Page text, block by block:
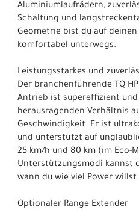
Aluminiumlaufrädern,
Schaltung und
Geometrie bist du auf
komfortabel unterwegs.
Leistungsstarkes und
Der branchenführende TQ
Antrieb ist supereffizient
herausragenden Verhältnis
Geschwindigkeit. Er ist
und unterstützt auf
25 km/h und 80 km (im Eco-
Unterstützungsmodi kannst
wann du wie viel Power willst.
Optionaler Range Extender